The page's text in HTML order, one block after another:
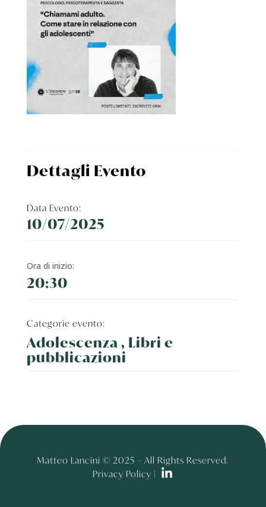
Dettagli Evento
Data Evento:
10/07/2025
Ora di inizio:
20:30
Categorie evento:
Adolescenza , Libri e
pubblicazioni
Matteo Lancini © 2025 – All Rights Reserved.
Privacy Policy |